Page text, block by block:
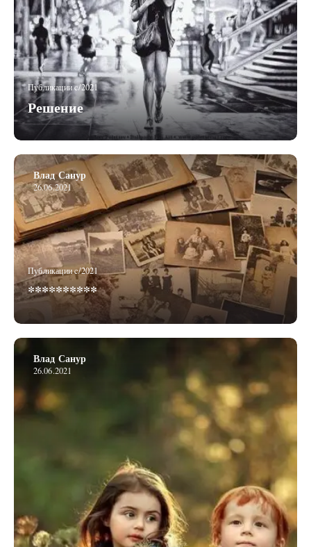
Публикации c/2021
Решение
Публикации c/2021
**********
Влад Санур
26.06.2021
Влад Санур
26.06.2021